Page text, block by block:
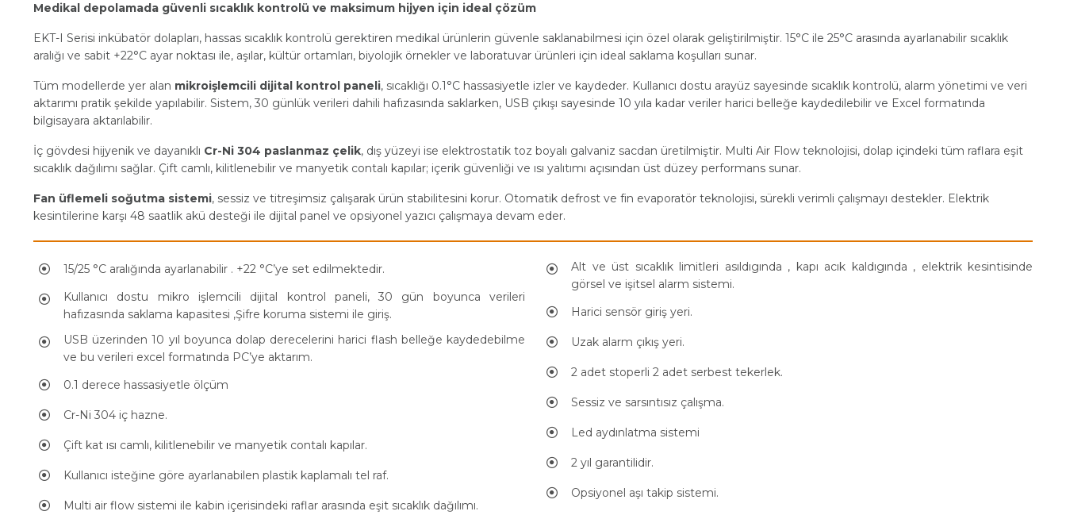
Medikal depolamada güvenli sıcaklık kontrolü ve maksimum hijyen için ideal çözüm
EKT-I Serisi inkübatör dolapları, hassas sıcaklık kontrolü gerektiren medikal ürünlerin güvenle saklanabilmesi için özel olarak geliştirilmiştir. 15°C ile 25°C arasında ayarlanabilir sıcaklık
aralığı ve sabit +22°C ayar noktası ile, aşılar, kültür ortamları, biyolojik örnekler ve laboratuvar ürünleri için ideal saklama koşulları sunar.
Tüm modellerde yer alan mikroişlemcili dijital kontrol paneli, sıcaklığı 0.1°C hassasiyetle izler ve kaydeder. Kullanıcı dostu arayüz sayesinde sıcaklık kontrolü, alarm yönetimi ve veri
aktarımı pratik şekilde yapılabilir. Sistem, 30 günlük verileri dahili hafızasında saklarken, USB çıkışı sayesinde 10 yıla kadar veriler harici belleğe kaydedilebilir ve Excel formatında
bilgisayara aktarılabilir.
İç gövdesi hijyenik ve dayanıklı Cr-Ni 304 paslanmaz çelik, dış yüzeyi ise elektrostatik toz boyalı galvaniz sacdan üretilmiştir. Multi Air Flow teknolojisi, dolap içindeki tüm raflara eşit
sıcaklık dağılımı sağlar. Çift camlı, kilitlenebilir ve manyetik contalı kapılar; içerik güvenliği ve ısı yalıtımı açısından üst düzey performans sunar.
Fan üflemeli soğutma sistemi, sessiz ve titreşimsiz çalışarak ürün stabilitesini korur. Otomatik defrost ve fin evaporatör teknolojisi, sürekli verimli çalışmayı destekler. Elektrik
kesintilerine karşı 48 saatlik akü desteği ile dijital panel ve opsiyonel yazıcı çalışmaya devam eder.
15/25 °C aralığında ayarlanabilir . +22 °C’ye set edilmektedir.
Kullanıcı dostu mikro işlemcili dijital kontrol paneli, 30 gün boyunca verileri
hafızasında saklama kapasitesi ,Şifre koruma sistemi ile giriş.
USB üzerinden 10 yıl boyunca dolap derecelerini harici flash belleğe kaydedebilme
ve bu verileri excel formatında PC’ye aktarım.
0.1 derece hassasiyetle ölçüm
Cr-Ni 304 iç hazne.
Çift kat ısı camlı, kilitlenebilir ve manyetik contalı kapılar.
Kullanıcı isteğine göre ayarlanabilen plastik kaplamalı tel raf.
Multi air flow sistemi ile kabin içerisindeki raflar arasında eşit sıcaklık dağılımı.
Alt ve üst sıcaklık limitleri asıldıgında , kapı acık kaldıgında , elektrik kesintisinde
görsel ve işitsel alarm sistemi.
Harici sensör giriş yeri.
Uzak alarm çıkış yeri.
2 adet stoperli 2 adet serbest tekerlek.
Sessiz ve sarsıntısız çalışma.
Led aydınlatma sistemi
2 yıl garantilidir.
Opsiyonel aşı takip sistemi.